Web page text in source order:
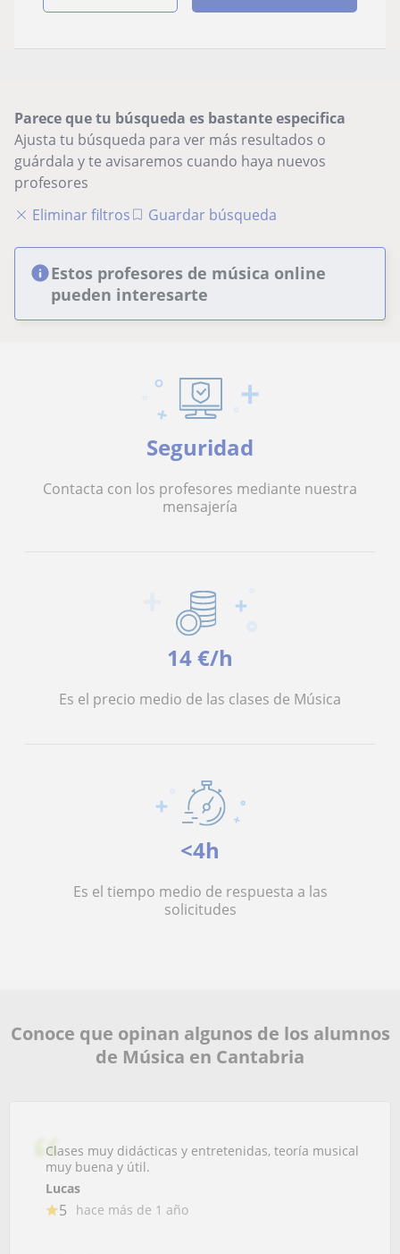
Parece que tu búsqueda es bastante especifica
Ajusta tu búsqueda para ver más resultados o
guárdala y te avisaremos cuando haya nuevos
profesores
Eliminar filtros
Guardar búsqueda
Estos profesores de música online
pueden interesarte
Seguridad
Contacta con los profesores mediante nuestra
mensajería
14 €/h
Es el precio medio de las clases de Música
<4h
Es el tiempo medio de respuesta a las
solicitudes
Conoce que opinan algunos de los alumnos
de Música en Cantabria
Clases muy didácticas y entretenidas, teoría musical
muy buena y útil.
Lucas
5 hace más de 1 año